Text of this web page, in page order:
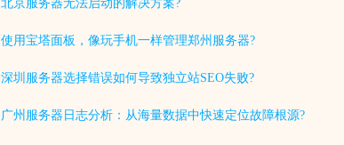
北京服务器无法启动的解决方案?
使用宝塔面板，像玩手机一样管理郑州服务器?
深圳服务器选择错误如何导致独立站SEO失败?
广州服务器日志分析：从海量数据中快速定位故障根源?